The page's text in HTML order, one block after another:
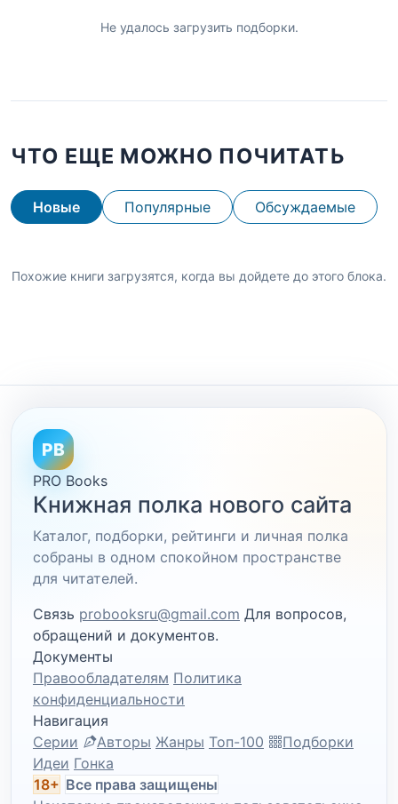
Не удалось загрузить подборки.
ЧТО ЕЩЕ МОЖНО ПОЧИТАТЬ
Новые Популярные Обсуждаемые
Похожие книги загрузятся, когда вы дойдете до этого блока.
PB
PRO Books
Книжная полка нового сайта
Каталог, подборки, рейтинги и личная полка
собраны в одном спокойном пространстве
для читателей.
Связь probooksru@gmail.com Для вопросов,
обращений и документов.
Документы
Правообладателям Политика
конфиденциальности
Навигация
Серии
Авторы Жанры Топ-100
Подборки
Идеи Гонка
18+ Все права защищены